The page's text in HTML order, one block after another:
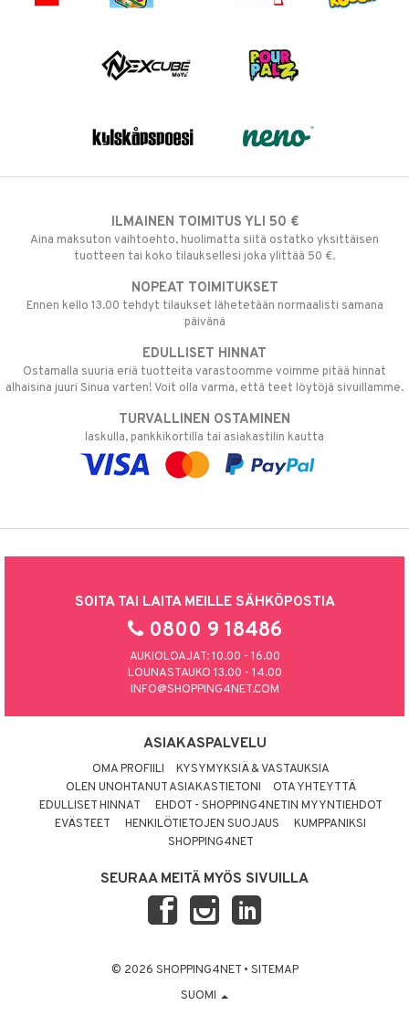
ILMAINEN TOIMITUS YLI 50 €
Aina maksuton vaihtoehto, huolimatta siitä ostatko yksittäisen
tuotteen tai koko tilauksellesi joka ylittää 50 €.
NOPEAT TOIMITUKSET
Ennen kello 13.00 tehdyt tilaukset lähetetään normaalisti samana
päivänä
EDULLISET HINNAT
Ostamalla suuria eriä tuotteita varastoomme voimme pitää hinnat
alhaisina juuri Sinua varten! Voit olla varma, että teet löytöjä sivuillamme.
TURVALLINEN OSTAMINEN
laskulla, pankkikortilla tai asiakastilin kautta
SOITA TAI LAITA MEILLE SÄHKÖPOSTIA
0800 9 18486
AUKIOLOAJAT: 10.00 - 16.00
LOUNASTAUKO 13.00 - 14.00
INFO@SHOPPING4NET.COM
ASIAKASPALVELU
OMA PROFIILI
KYSYMYKSIÄ & VASTAUKSIA
OLEN UNOHTANUT ASIAKASTIETONI
OTA YHTEYTTÄ
EDULLISET HINNAT
EHDOT - SHOPPING4NETIN MYYNTIEHDOT
EVÄSTEET
HENKILÖTIETOJEN SUOJAUS
KUMPPANIKSI
SHOPPING4NET
SEURAA MEITÄ MYÖS SIVUILLA
© 2026 SHOPPING4NET • SITEMAP
SUOMI